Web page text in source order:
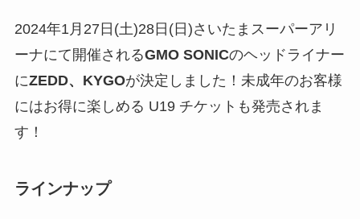
2024年1月27日(土)28日(日)さいたまスーパーアリ
ーナにて開催されるGMO SONICのヘッドライナー
にZEDD、KYGOが決定しました！未成年のお客様
にはお得に楽しめる U19 チケットも発売されま
す！
ラインナップ